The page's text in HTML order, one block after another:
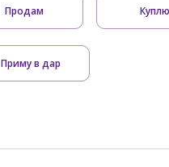
Продам
Приму в дар